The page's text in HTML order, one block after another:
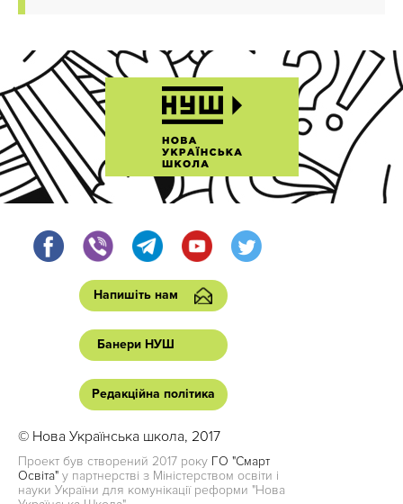
Напишіть нам
Банери НУШ
Редакційна політика
© Нова Українська школа, 2017
Проект був створений 2017 року ГО "Смарт
Освіта" у партнерстві з Міністерством освіти і
науки України для комунікації реформи "Нова